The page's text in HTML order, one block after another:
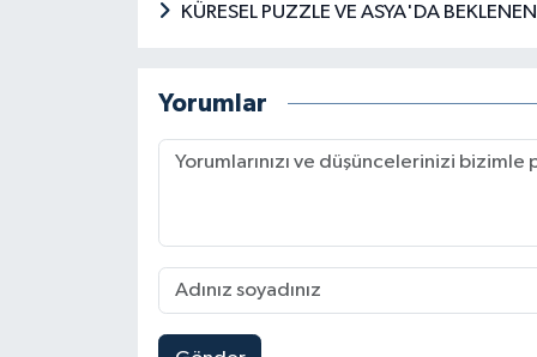
KÜRESEL PUZZLE VE ASYA'DA
Yorumlar